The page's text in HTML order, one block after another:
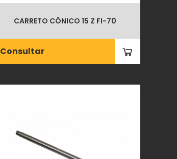
CARRETO CÔNICO 15 Z FI-70
Consultar